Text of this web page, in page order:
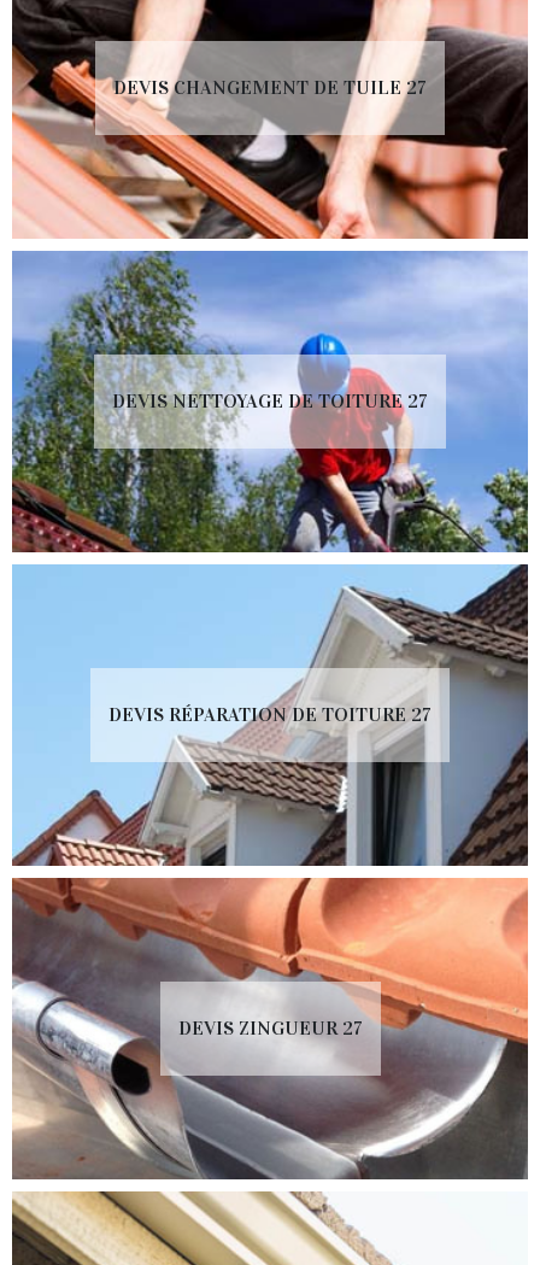
DEVIS CHANGEMENT DE TUILE 27
DEVIS NETTOYAGE DE TOITURE 27
DEVIS RÉPARATION DE TOITURE 27
DEVIS ZINGUEUR 27